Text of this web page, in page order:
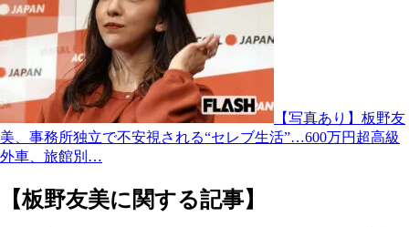
【写真あり】板野友
美、事務所独立で不安視される“セレブ生活”…600万円超高級
外車、旅館別…
【板野友美に関する記事】